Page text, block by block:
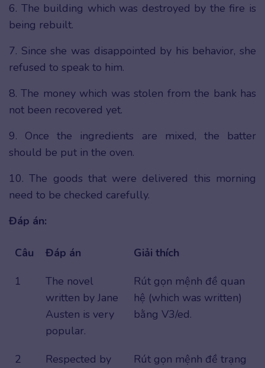
6. The building which was destroyed by the fire is
being rebuilt.
7. Since she was disappointed by his behavior, she
refused to speak to him.
8. The money which was stolen from the bank has
not been recovered yet.
9. Once the ingredients are mixed, the batter
should be put in the oven.
10. The goods that were delivered this morning
need to be checked carefully.
Đáp án:
Câu Đáp án
Giải thích
1
The novel
written by Jane
Austen is very
popular.
Rút gọn mệnh đề quan
hệ (which was written)
bằng V3/ed.
2
Respected by
Rút gọn mệnh đề trạng